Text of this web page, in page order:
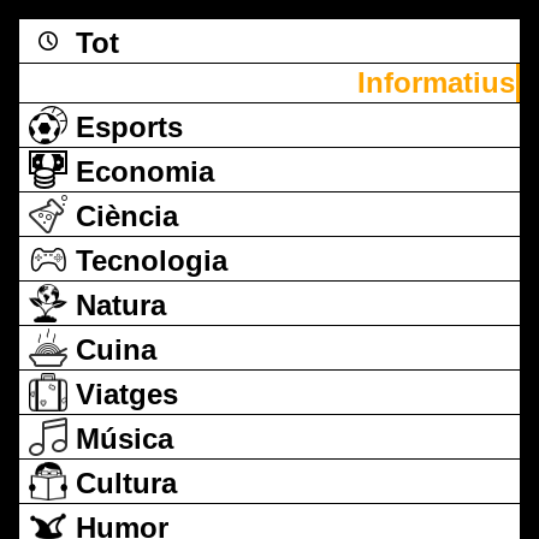
Tot
Informatius
Esports
Economia
Ciència
Tecnologia
Natura
Cuina
Viatges
Música
Cultura
Humor